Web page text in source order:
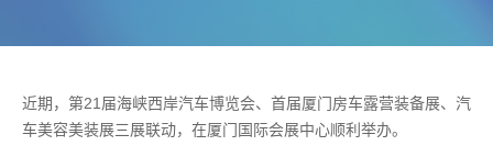
近期，第21届海峡西岸汽车博览会、首届厦门房车露营装备展、汽
车美容美装展三展联动，在厦门国际会展中心顺利举办。